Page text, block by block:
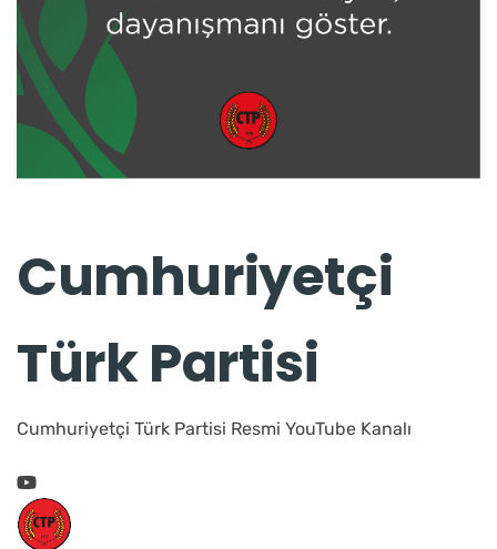
Cumhuriyetçi
Türk Partisi
Cumhuriyetçi Türk Partisi Resmi YouTube Kanalı